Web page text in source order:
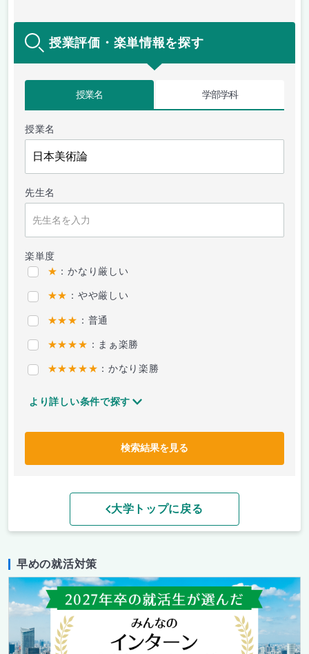
授業評価・楽単情報を探す
授業名 学部学科
授業名
先生名
楽単度
★ ：かなり厳しい
★★ ：やや厳しい
★★★ ：普通
★★★★ ：まぁ楽勝
★★★★★ ：かなり楽勝
より詳しい条件で探す
検索結果を見る
大学トップに戻る
早めの就活対策